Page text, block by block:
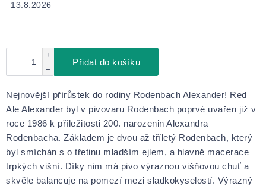
13.8.2026
+
−
Přidat do košíku
Nejnovější přírůstek do rodiny Rodenbach Alexander! Red
Ale Alexander byl v pivovaru Rodenbach poprvé uvařen již v
roce 1986 k příležitosti 200. narozenin Alexandra
Rodenbacha. Základem je dvou až tříletý Rodenbach, který
byl smíchán s o třetinu mladším ejlem, a hlavně macerace
trpkých višní. Díky nim má pivo výraznou višňovou chuť a
skvěle balancuje na pomezí mezi sladkokyselostí. Výrazný